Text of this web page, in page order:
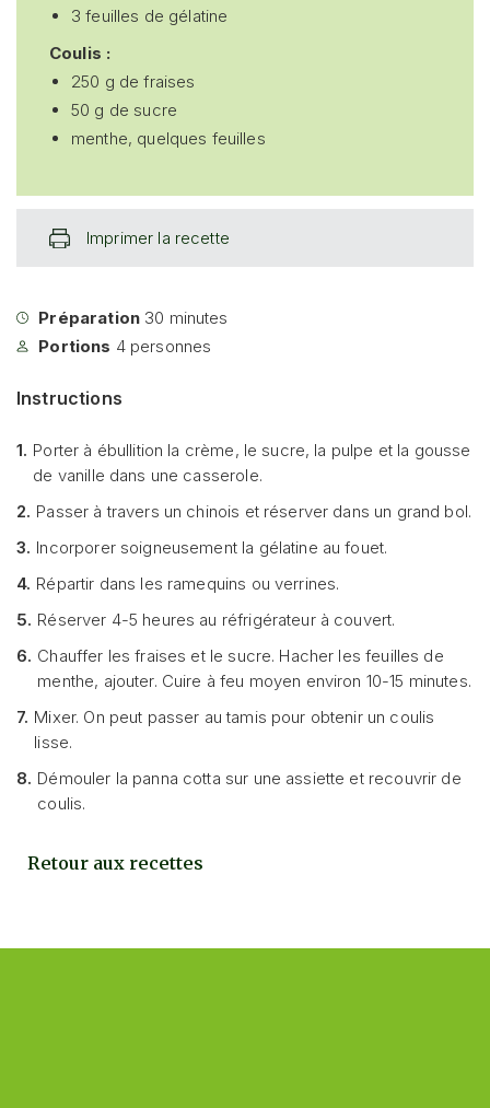
Préparation30 minutes
Portions 4 personnes
Instructions
1. Porter à ébullition la crème, le sucre, la pulpe et la gousse
de vanille dans une casserole.
2. Passer à travers un chinois et réserver dans un grand bol.
3. Incorporer soigneusement la gélatine au fouet.
4. Répartir dans les ramequins ou verrines.
5. Réserver 4-5 heures au réfrigérateur à couvert.
6. Chauffer les fraises et le sucre. Hacher les feuilles de
menthe, ajouter. Cuire à feu moyen environ 10-15 minutes.
7. Mixer. On peut passer au tamis pour obtenir un coulis
lisse.
8. Démouler la panna cotta sur une assiette et recouvrir de
coulis.
Retour aux recettes
3 feuilles de gélatine
Coulis :
250 g de fraises
50 g de sucre
menthe, quelques feuilles
Imprimer la recette